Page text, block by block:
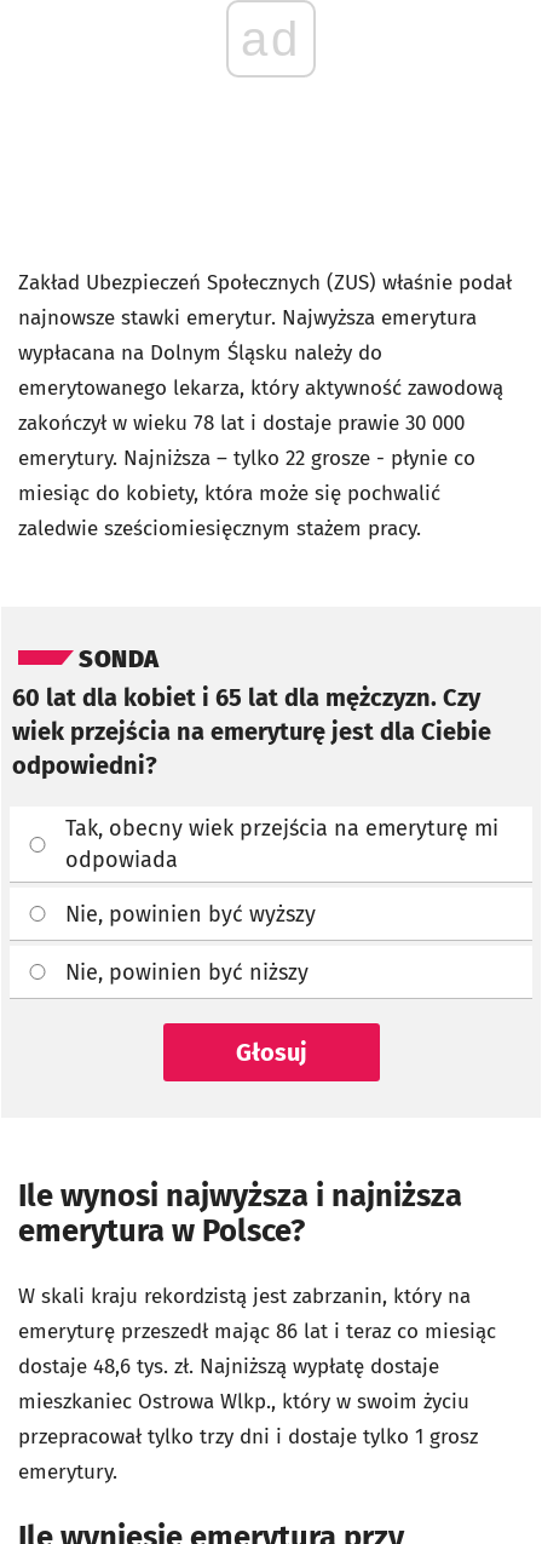
ad
Zakład Ubezpieczeń Społecznych (ZUS) właśnie podał
najnowsze stawki emerytur. Najwyższa emerytura
wypłacana na Dolnym Śląsku należy do
emerytowanego lekarza, który aktywność zawodową
zakończył w wieku 78 lat i dostaje prawie 30 000
emerytury. Najniższa – tylko 22 grosze - płynie co
miesiąc do kobiety, która może się pochwalić
zaledwie sześciomiesięcznym stażem pracy.
SONDA
60 lat dla kobiet i 65 lat dla mężczyzn. Czy
wiek przejścia na emeryturę jest dla Ciebie
odpowiedni?
Tak, obecny wiek przejścia na emeryturę mi
odpowiada
Nie, powinien być wyższy
Nie, powinien być niższy
Głosuj
Ile wynosi najwyższa i najniższa
emerytura w Polsce?
W skali kraju rekordzistą jest zabrzanin, który na
emeryturę przeszedł mając 86 lat i teraz co miesiąc
dostaje 48,6 tys. zł. Najniższą wypłatę dostaje
mieszkaniec Ostrowa Wlkp., który w swoim życiu
przepracował tylko trzy dni i dostaje tylko 1 grosz
emerytury.